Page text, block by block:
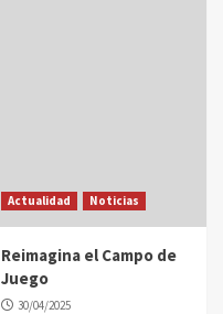
Actualidad Noticias
Reimagina el Campo de
Juego
30/04/2025